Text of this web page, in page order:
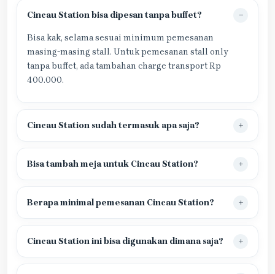
Cincau Station bisa dipesan tanpa buffet?
Bisa kak, selama sesuai minimum pemesanan
masing-masing stall. Untuk pemesanan stall only
tanpa buffet, ada tambahan charge transport Rp
400.000.
Cincau Station sudah termasuk apa saja?
Bisa tambah meja untuk Cincau Station?
Berapa minimal pemesanan Cincau Station?
Cincau Station ini bisa digunakan dimana saja?